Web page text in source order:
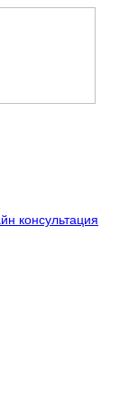
консультация